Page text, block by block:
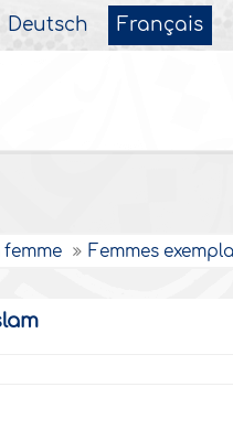
Deutsch Français
femme Femmes